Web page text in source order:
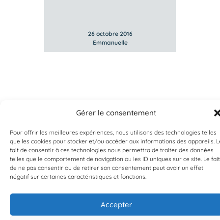
Gérer le consentement
Pour offrir les meilleures expériences, nous utilisons des technologies telles
que les cookies pour stocker et/ou accéder aux informations des appareils.
fait de consentir à ces technologies nous permettra de traiter des données
telles que le comportement de navigation ou les ID uniques sur ce site. Le fait
de ne pas consentir ou de retirer son consentement peut avoir un effet
négatif sur certaines caractéristiques et fonctions.
Accepter
26 octobre 2016
Emmanuelle